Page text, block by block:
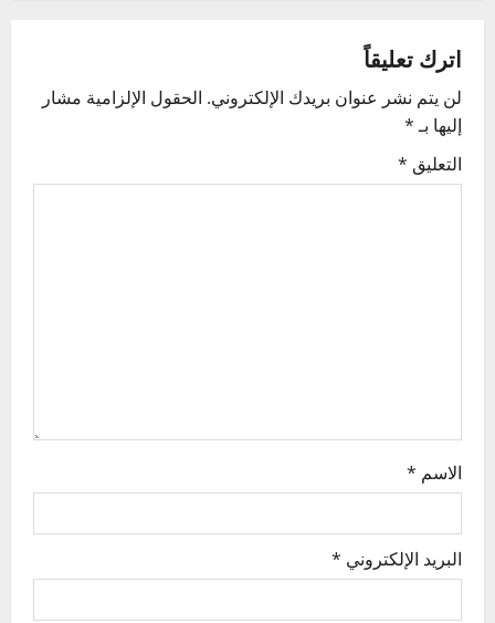
v
i
g
اترك تعليقاً
لن يتم نشر عنوان بريدك الإلكتروني. الحقول الإلزامية مشار
إليها بـ*
التعليق *
الاسم *
البريد الإلكتروني *